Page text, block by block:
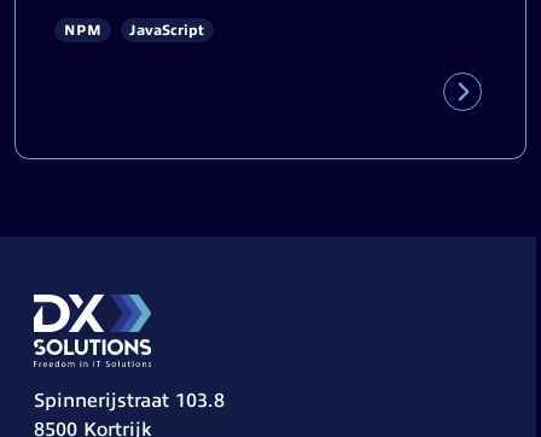
NPM JavaScript
Spinnerijstraat 103.8
8500 Kortrijk